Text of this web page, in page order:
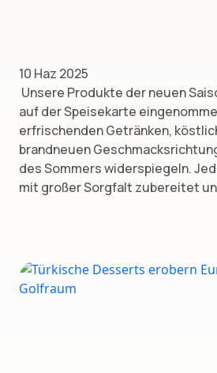
10 Haz 2025
Unsere Produkte der neuen
auf der Speisekarte
erfrischenden Getränken,
brandneuen
des Sommers widerspiegeln.
mit großer Sorgfalt zubereitet